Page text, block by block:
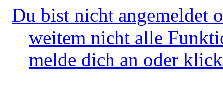
Du bist nicht angemeldet
weitem nicht alle
melde dich an oder